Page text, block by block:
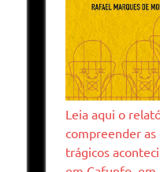
Leia aqui o
compreender as
trágicos